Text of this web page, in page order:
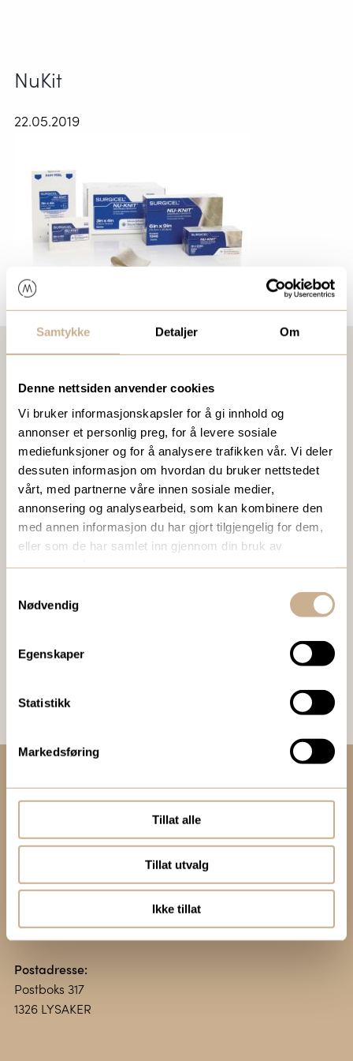
Samtykke Detaljer Om
Denne nettsiden anvender cookies
Vi bruker informasjonskapsler for å gi innhold og
annonser et personlig preg, for å levere sosiale
mediefunksjoner og for å analysere trafikken vår. Vi deler
dessuten informasjon om hvordan du bruker nettstedet
vårt, med partnerne våre innen sosiale medier,
annonsering og analysearbeid, som kan kombinere den
med annen informasjon du har gjort tilgjengelig for dem,
eller som de har samlet inn gjennom din bruk av
Nødvendig
Egenskaper
Statistikk
Markedsføring
Tillat alle
Tillat utvalg
Ikke tillat
NuKit
22.05.2019
VIL DU VITE MER OM VÅRE PRODUKTER?
Ta kontakt med en av våre medarbeidere, eller send en e-
post tilortomedic@ortomedic.no
Ta kontakt
BESTILL VÅRT GRATIS KUNDEMAGASIN
med siste nytt innenfor ortopedi, traume, kirurgi, hospital
Bestill Ortomedia
Kontakt oss:
ortomedic@ortomedic.no
Besøksadresse:
1366 LYSAKER
Postadresse:
Postboks 317
1326 LYSAKER